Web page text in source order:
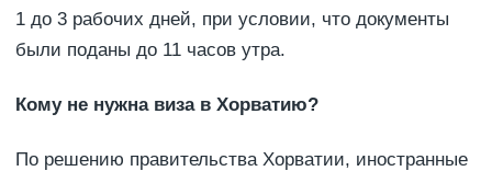
1 до 3 рабочих дней, при условии, что документы
были поданы до 11 часов утра.
Кому не нужна виза в Хорватию?
По решению правительства Хорватии, иностранные